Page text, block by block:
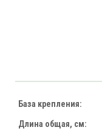
База крепления:
Длина общая, см: